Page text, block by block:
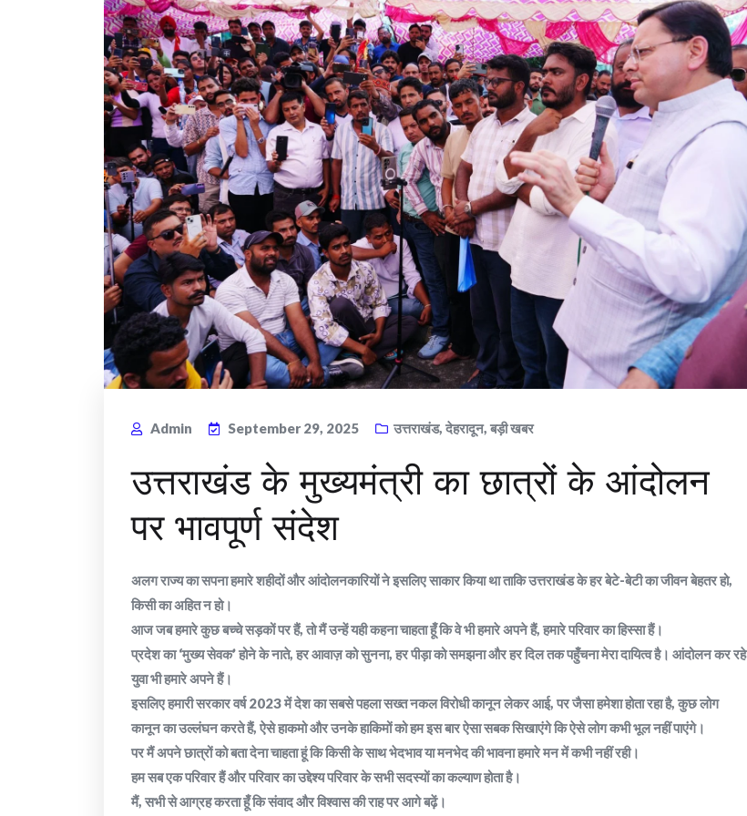
Admin September 29, 2025 उत्तराखंड, देहरादून, बड़ी खबर
उत्तराखंड के मुख्यमंत्री का छात्रों के आंदोलन
पर भावपूर्ण संदेश
अलग राज्य का सपना हमारे शहीदों और आंदोलनकारियों ने इसलिए साकार किया था ताकि उत्तराखंड के हर बेटे-बेटी का जीवन बेहतर हो,
किसी का अहित न हो।
आज जब हमारे कुछ बच्चे सड़कों पर हैं, तो मैं उन्हें यही कहना चाहता हूँ कि वे भी हमारे अपने हैं, हमारे परिवार का हिस्सा हैं।
प्रदेश का ‘मुख्य सेवक’ होने के नाते, हर आवाज़ को सुनना, हर पीड़ा को समझना और हर दिल तक पहुँचना मेरा दायित्व है। आंदोलन कर रहे
युवा भी हमारे अपने हैं।
इसलिए हमारी सरकार वर्ष 2023 में देश का सबसे पहला सख्त नकल विरोधी कानून लेकर आई, पर जैसा हमेशा होता रहा है, कुछ लोग
कानून का उल्लंघन करते हैं, ऐसे हाकमो और उनके हाकिमों को हम इस बार ऐसा सबक सिखाएंगे कि ऐसे लोग कभी भूल नहीं पाएंगे।
पर मैं अपने छात्रों को बता देना चाहता हूं कि किसी के साथ भेदभाव या मनभेद की भावना हमारे मन में कभी नहीं रही।
हम सब एक परिवार हैं और परिवार का उद्देश्य परिवार के सभी सदस्यों का कल्याण होता है।
मैं, सभी से आग्रह करता हूँ कि संवाद और विश्वास की राह पर आगे बढ़ें।